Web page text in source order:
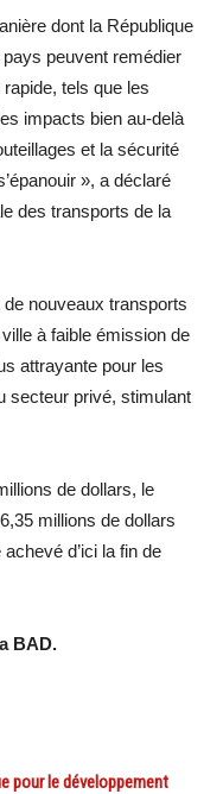
dont la République
pays peuvent remédier
tels que les
impacts bien au-delà
et la sécurité
», a déclaré
des transports de la
de nouveaux transports
à faible émission de
attrayante pour les
secteur privé, stimulant
de dollars, le
millions de dollars
d’ici la fin de
BAD.
pour le développement